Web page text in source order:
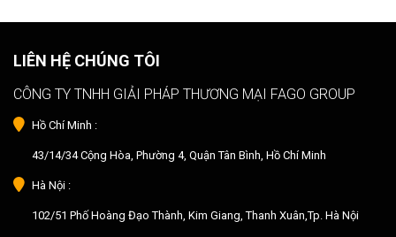
LIÊN HỆ CHÚNG TÔI
CÔNG TY TNHH GIẢI PHÁP THƯƠNG MẠI FAGO GROUP
Hồ Chí Minh :
43/14/34 Cộng Hòa, Phường 4, Quận Tân Bình, Hồ Chí Minh
Hà Nội :
102/51 Phố Hoàng Đạo Thành, Kim Giang, Thanh Xuân,Tp. Hà Nội